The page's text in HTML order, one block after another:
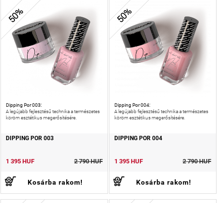
50%
Dipping Por 003:
A legújabb fejlesztésű technika a természetes
köröm esztétikus megerősítésére.
DIPPING POR 003
1 395 HUF 2 790 HUF
Kosárba rakom!
50%
Dipping Por 004:
A legújabb fejlesztésű technika a természetes
köröm esztétikus megerősítésére.
DIPPING POR 004
1 395 HUF 2 790 HUF
Kosárba rakom!